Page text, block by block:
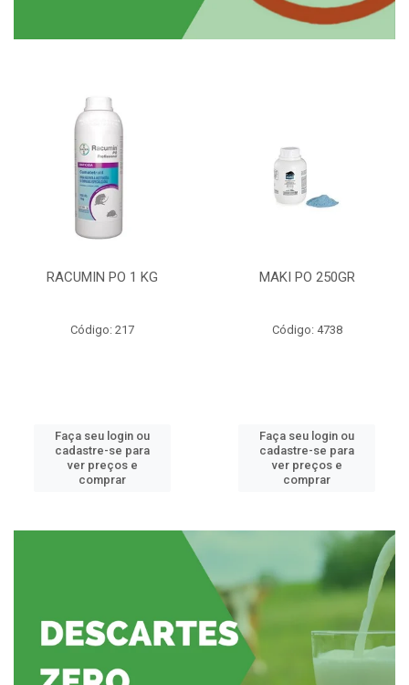
RACUMIN PO 1 KG
Código: 217
Faça seu login ou
cadastre-se para
ver preços e
comprar
MAKI PO 250GR
Código: 4738
Faça seu login ou
cadastre-se para
ver preços e
comprar